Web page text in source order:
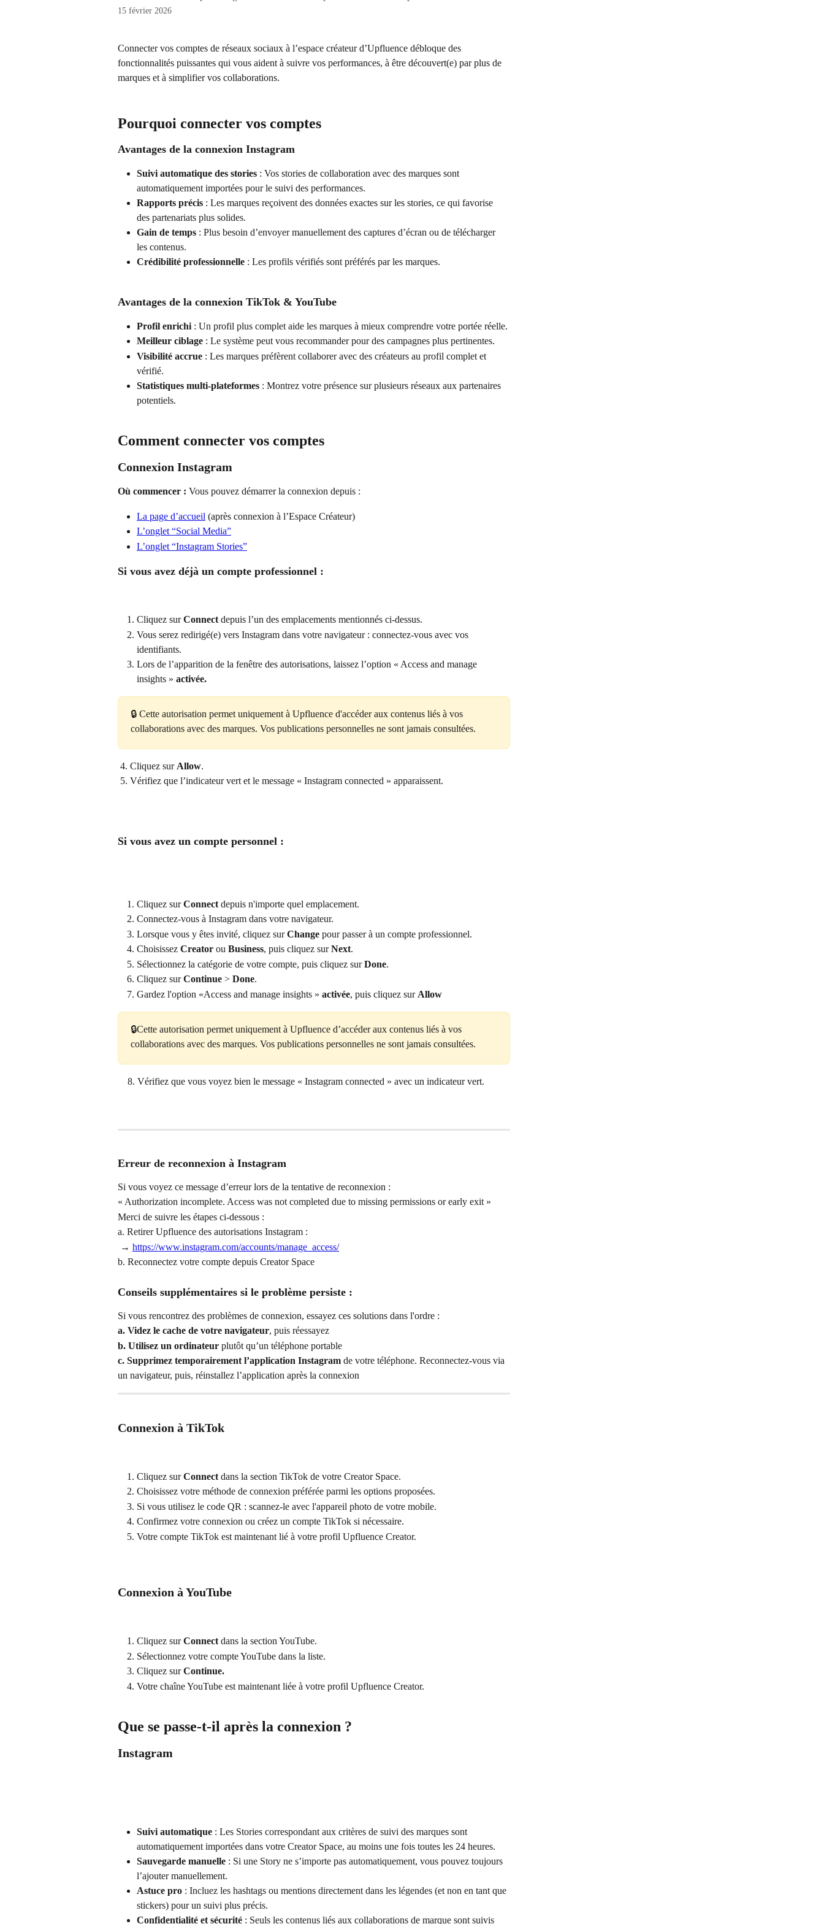
15 février 2026
Connecter vos comptes de réseaux sociaux à l’espace créateur d’Upfluence débloque des
fonctionnalités puissantes qui vous aident à suivre vos performances, à être découvert(e) par plus de
marques et à simplifier vos collaborations.
Pourquoi connecter vos comptes
Avantages de la connexion Instagram
Suivi automatique des stories : Vos stories de collaboration avec des marques sont
automatiquement importées pour le suivi des performances.
Rapports précis : Les marques reçoivent des données exactes sur les stories, ce qui favorise
des partenariats plus solides.
Gain de temps : Plus besoin d’envoyer manuellement des captures d’écran ou de télécharger
les contenus.
Crédibilité professionnelle : Les profils vérifiés sont préférés par les marques.
Avantages de la connexion TikTok & YouTube
Profil enrichi : Un profil plus complet aide les marques à mieux comprendre votre portée réelle.
Meilleur ciblage : Le système peut vous recommander pour des campagnes plus pertinentes.
Visibilité accrue : Les marques préfèrent collaborer avec des créateurs au profil complet et
vérifié.
Statistiques multi-plateformes : Montrez votre présence sur plusieurs réseaux aux partenaires
potentiels.
Comment connecter vos comptes
Connexion Instagram
Où commencer : Vous pouvez démarrer la connexion depuis :
La page d’accueil (après connexion à l’Espace Créateur)
L’onglet “Social Media”
L’onglet “Instagram Stories”
Si vous avez déjà un compte professionnel :
Cliquez sur Connect depuis l’un des emplacements mentionnés ci-dessus.
Vous serez redirigé(e) vers Instagram dans votre navigateur : connectez-vous avec vos
identifiants.
Lors de l’apparition de la fenêtre des autorisations, laissez l’option « Access and manage
insights » activée.
🔒 Cette autorisation permet uniquement à Upfluence d'accéder aux contenus liés à vos
collaborations avec des marques. Vos publications personnelles ne sont jamais consultées.
4. Cliquez sur Allow.
5. Vérifiez que l’indicateur vert et le message « Instagram connected » apparaissent.
Si vous avez un compte personnel :
Cliquez sur Connect depuis n'importe quel emplacement.
Connectez-vous à Instagram dans votre navigateur.
Lorsque vous y êtes invité, cliquez sur Change pour passer à un compte professionnel.
Choisissez Creator ou Business, puis cliquez sur Next.
Sélectionnez la catégorie de votre compte, puis cliquez sur Done.
Cliquez sur Continue > Done.
Gardez l'option «Access and manage insights » activée, puis cliquez sur Allow
🔒Cette autorisation permet uniquement à Upfluence d’accéder aux contenus liés à vos
collaborations avec des marques. Vos publications personnelles ne sont jamais consultées.
    8. Vérifiez que vous voyez bien le message « Instagram connected » avec un indicateur vert.
Erreur de reconnexion à Instagram
Si vous voyez ce message d’erreur lors de la tentative de reconnexion :
« Authorization incomplete. Access was not completed due to missing permissions or early exit »
Merci de suivre les étapes ci-dessous :
a. Retirer Upfluence des autorisations Instagram :
→ https://www.instagram.com/accounts/manage_access/
b. Reconnectez votre compte depuis Creator Space
Conseils supplémentaires si le problème persiste :
Si vous rencontrez des problèmes de connexion, essayez ces solutions dans l'ordre :
a. Videz le cache de votre navigateur, puis réessayez
b. Utilisez un ordinateur plutôt qu’un téléphone portable
c. Supprimez temporairement l’application Instagram de votre téléphone. Reconnectez-vous via
un navigateur, puis, réinstallez l’application après la connexion
Connexion à TikTok
Cliquez sur Connect dans la section TikTok de votre Creator Space.
Choisissez votre méthode de connexion préférée parmi les options proposées.
Si vous utilisez le code QR : scannez-le avec l'appareil photo de votre mobile.
Confirmez votre connexion ou créez un compte TikTok si nécessaire.
Votre compte TikTok est maintenant lié à votre profil Upfluence Creator.
Connexion à YouTube
Cliquez sur Connect dans la section YouTube.
Sélectionnez votre compte YouTube dans la liste.
Cliquez sur Continue.
Votre chaîne YouTube est maintenant liée à votre profil Upfluence Creator.
Que se passe-t-il après la connexion ?
Instagram
Suivi automatique : Les Stories correspondant aux critères de suivi des marques sont
automatiquement importées dans votre Creator Space, au moins une fois toutes les 24 heures.
Sauvegarde manuelle : Si une Story ne s’importe pas automatiquement, vous pouvez toujours
l’ajouter manuellement.
Astuce pro : Incluez les hashtags ou mentions directement dans les légendes (et non en tant que
stickers) pour un suivi plus précis.
Confidentialité et sécurité : Seuls les contenus liés aux collaborations de marque sont suivis